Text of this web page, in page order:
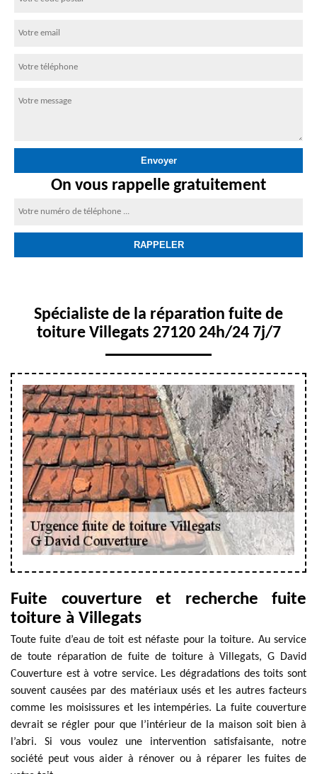
On vous rappelle gratuitement
Spécialiste de la réparation fuite de
toiture Villegats 27120 24h/24 7j/7
Fuite couverture et recherche fuite
toiture à Villegats
Toute fuite d’eau de toit est néfaste pour la toiture. Au service
de toute réparation de fuite de toiture à Villegats, G David
Couverture est à votre service. Les dégradations des toits sont
souvent causées par des matériaux usés et les autres facteurs
comme les moisissures et les intempéries. La fuite couverture
devrait se régler pour que l’intérieur de la maison soit bien à
l’abri. Si vous voulez une intervention satisfaisante, notre
société peut vous aider à rénover ou à réparer les fuites de